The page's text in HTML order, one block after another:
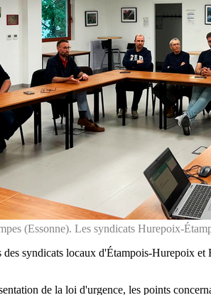
(Essonne). Les syndicats Hurepoix-
des syndicats locaux d'Étampois-­Hurepoix
de la loi d'urgence, les points